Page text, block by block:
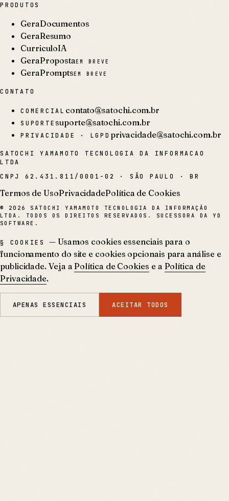
PRODUTOS
GeraDocumentos
GeraResumo
CurriculoIA
GeraPropostaEM BREVE
GeraPromptsEM BREVE
CONTATO
COMERCIAL contato@satochi.com.br
SUPORTEsuporte@satochi.com.br
PRIVACIDADE · LGPD privacidade@satochi.com.br
SATOCHI YAMAMOTO TECNOLOGIA DA INFORMACAO
LTDA
CNPJ 62.431.811/0001-02 · SÃO PAULO · BR
Termos de UsoPrivacidadePolítica de Cookies
© 2026
SATOCHI YAMAMOTO TECNOLOGIA DA INFORMAÇÃO
LTDA. TODOS OS DIREITOS RESERVADOS. SUCESSORA DA YD
SOFTWARE.
§ COOKIES
— Usamos cookies essenciais para o
funcionamento do site e cookies opcionais para análise e
publicidade. Veja a Política de Cookies e a Política de
Privacidade.
APENAS ESSENCIAIS ACEITAR TODOS